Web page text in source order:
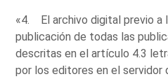
«4. El archivo digital previo a
publicación de todas las
descritas en el artículo 4.3
por los editores en el servidor